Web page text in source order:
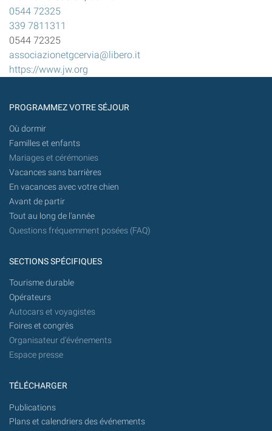
0544 72325
339 7811311
0544 72325
associazionetgcervia@libero.it
https://www.jw.org
PROGRAMMEZ VOTRE SÉJOUR
Où dormir
Familles et enfants
Mariages et cérémonies
Vacances sans barrières
En vacances avec votre chien
Avant de partir
Tout au long de l'année
Questions fréquemment posées (FAQ)
SECTIONS SPÉCIFIQUES
Tourisme durable
Opérateurs
Autocars et voyagistes
Foires et congrès
Organisateur d'événements
Espace presse
TÉLÉCHARGER
Publications
Plans et calendriers des événements